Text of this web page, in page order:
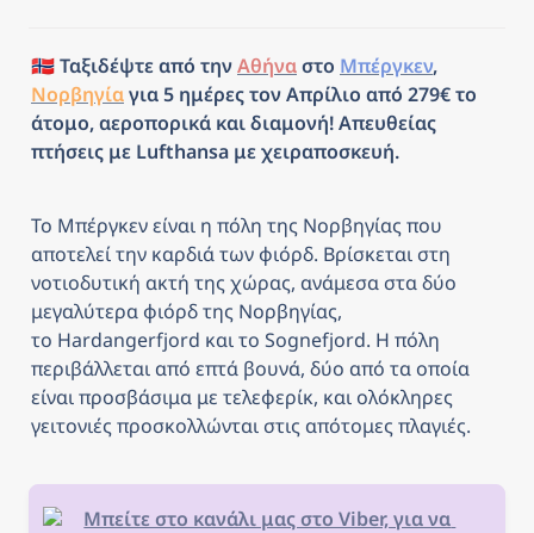
🇳🇴 Ταξιδέψτε από την Αθήνα στο Μπέργκεν
Νορβηγία για 5 ημέρες τον Απρίλιο από 279€ το
άτομο, αεροπορικά και διαμονή! Απευθείας
πτήσεις με Lufthansa με χειραποσκευή.
Το Μπέργκεν είναι η πόλη της Νορβηγίας που
αποτελεί την καρδιά των φιόρδ. Βρίσκεται στη
νοτιοδυτική ακτή της χώρας, ανάμεσα στα δύο
μεγαλύτερα φιόρδ της Νορβηγίας,
το Hardangerfjord και το Sognefjord. Η πόλη
περιβάλλεται από επτά βουνά, δύο από τα οποία
είναι προσβάσιμα με τελεφερίκ, και ολόκληρες
γειτονιές προσκολλώνται στις απότομες πλαγιές.
Μπείτε στο κανάλι μας στο Viber, για να